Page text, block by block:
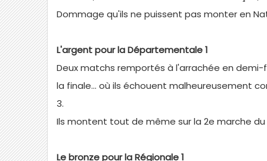
Dommage qu'ils ne puissent pas monter en
L'argent pour la Départementale 1
Deux matchs remportés à l'arrachée en
la finale... où ils échouent malheureusement
3.
Ils montent tout de même sur la 2e marche du
Le bronze pour la Régionale 1